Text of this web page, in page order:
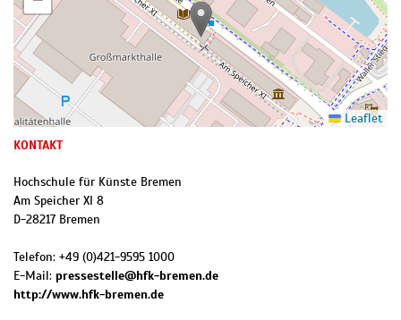
Leaflet
KONTAKT
Hochschule für Künste Bremen
Am Speicher XI 8
D-28217 Bremen
Telefon: +49 (0)421-9595 1000
E-Mail: pressestelle@hfk-bremen.de
http://www.hfk-bremen.de